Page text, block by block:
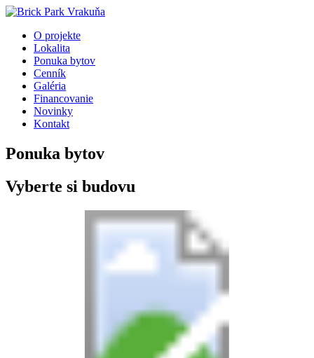
O projekte
Lokalita
Ponuka bytov
Cenník
Galéria
Financovanie
Novinky
Kontakt
Ponuka bytov
Vyberte si budovu